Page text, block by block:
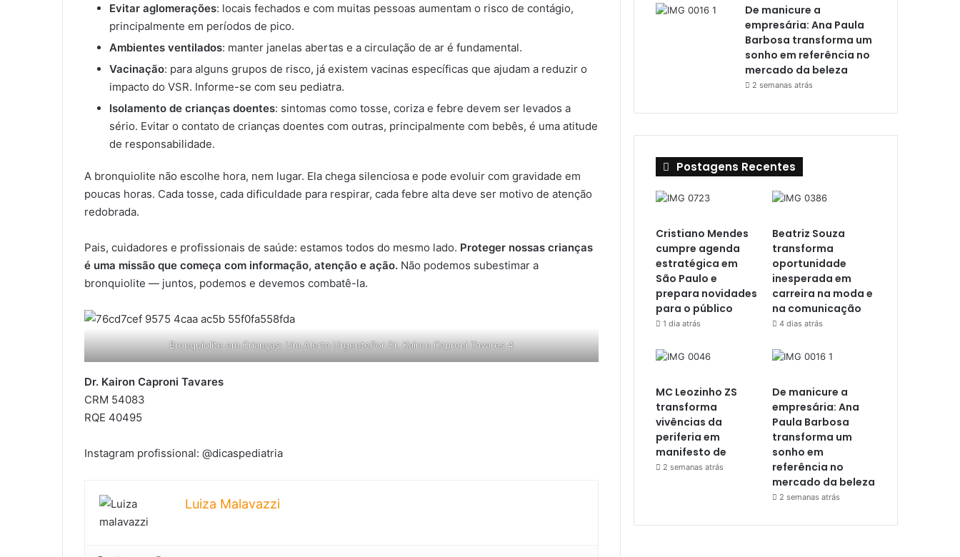
Evitar aglomerações: locais fechados e com muitas pessoas aumentam o risco de contágio,
principalmente em períodos de pico.
Ambientes ventilados: manter janelas abertas e a circulação de ar é fundamental.
Vacinação: para alguns grupos de risco, já existem vacinas específicas que ajudam a reduzir o
impacto do VSR. Informe-se com seu pediatra.
Isolamento de crianças doentes: sintomas como tosse, coriza e febre devem ser levados a
sério. Evitar o contato de crianças doentes com outras, principalmente com bebês, é uma atitude
de responsabilidade.
A bronquiolite não escolhe hora, nem lugar. Ela chega silenciosa e pode evoluir com gravidade em
poucas horas. Cada tosse, cada dificuldade para respirar, cada febre alta deve ser motivo de atenção
redobrada.
Pais, cuidadores e profissionais de saúde: estamos todos do mesmo lado. Proteger nossas crianças
é uma missão que começa com informação, atenção e ação. Não podemos subestimar a
bronquiolite — juntos, podemos e devemos combatê-la.
Bronquiolite em Crianças: Um Alerta UrgentePor Dr. Kairon Caproni Tavares 4
Dr. Kairon Caproni Tavares
CRM 54083
RQE 40495
Instagram profissional: @dicaspediatria
Luiza Malavazzi
De manicure a
empresária: Ana Paula
Barbosa transforma um
sonho em referência no
mercado da beleza
2 semanas atrás
Postagens Recentes
Cristiano Mendes
cumpre agenda
estratégica em
São Paulo e
prepara novidades
para o público
1 dia atrás
Beatriz Souza
transforma
oportunidade
inesperada em
carreira na moda e
na comunicação
4 dias atrás
MC Leozinho ZS
transforma
vivências da
periferia em
manifesto de
2 semanas atrás
De manicure a
empresária: Ana
Paula Barbosa
transforma um
sonho em
referência no
mercado da beleza
2 semanas atrás